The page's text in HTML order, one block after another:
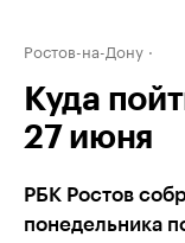
Ростов-на-Дону
Куда
27 июня
РБК Ростов
понедельника